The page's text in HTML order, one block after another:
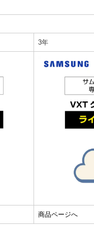
3年
商品ページへ